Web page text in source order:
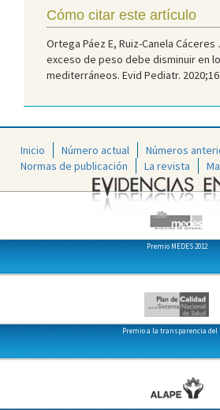
Cómo citar este artículo
Ortega Páez E, Ruiz-Canela
exceso de peso debe disminuir en
mediterráneos. Evid Pediatr.
Inicio Número actual
Números
Normas de publicación
La revista
Premio MEDES 2012
Premio a la transparencia del